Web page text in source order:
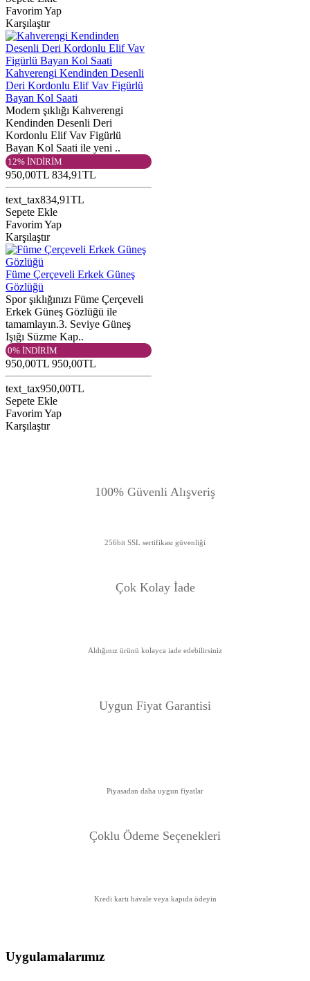
Favorim Yap
Karşılaştır
Kahverengi Kendinden Desenli
Deri Kordonlu Elif Vav Figürlü
Bayan Kol Saati
Modern şıklığı Kahverengi
Kendinden Desenli Deri
Kordonlu Elif Vav Figürlü
Bayan Kol Saati ile yeni ..
12% İNDİRİM
950,00TL 834,91TL
text_tax834,91TL
Sepete Ekle
Favorim Yap
Karşılaştır
Füme Çerçeveli Erkek Güneş
Gözlüğü
Spor şıklığınızı Füme Çerçeveli
Erkek Güneş Gözlüğü ile
tamamlayın.3. Seviye Güneş
Işığı Süzme Kap..
0% İNDİRİM
950,00TL 950,00TL
text_tax950,00TL
Sepete Ekle
Favorim Yap
Karşılaştır
100% Güvenli Alışveriş
256bit SSL sertifikası güvenliği
Çok Kolay İade
Aldığınız ürünü kolayca iade edebilirsiniz
Uygun Fiyat Garantisi
Piyasadan daha uygun fiyatlar
Çoklu Ödeme Seçenekleri
Kredi kartı havale veya kapıda ödeyin
Uygulamalarımız